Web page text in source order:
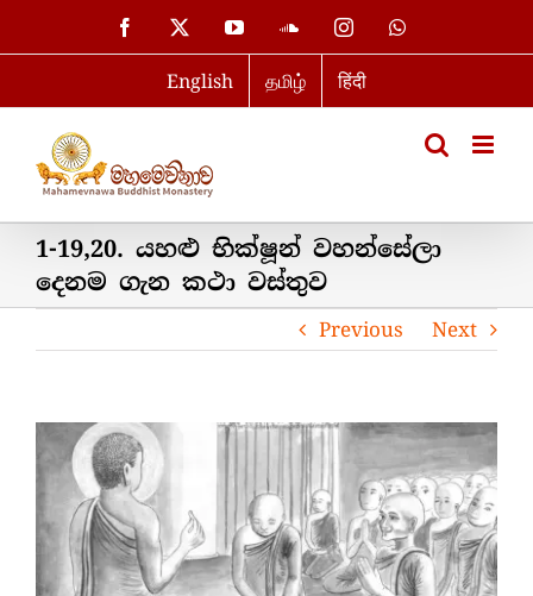
to
Facebook YouTubeSoundCloud
InstagramWhatsApp
English தமிழ் हिंदी
1-19,20. යහළු භික්ෂූන් වහන්සේලා
දෙනම ගැන කථා වස්තුව
Previous Next